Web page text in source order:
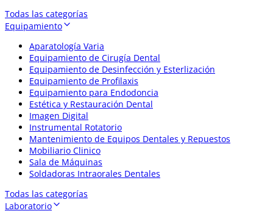
Todas las categorías
Equipamiento
Aparatología Varia
Equipamiento de Cirugía Dental
Equipamiento de Desinfección y Esterlización
Equipamiento de Profilaxis
Equipamiento para Endodoncia
Estética y Restauración Dental
Imagen Digital
Instrumental Rotatorio
Mantenimiento de Equipos Dentales y Repuestos
Mobiliario Clinico
Sala de Máquinas
Soldadoras Intraorales Dentales
Todas las categorías
Laboratorio